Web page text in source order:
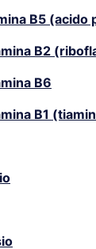
B5 (acido
B2
B6
B1